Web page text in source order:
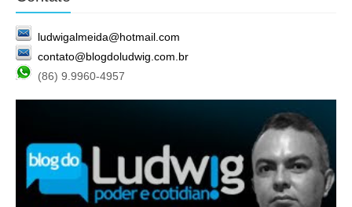
ludwigalmeida@hotmail.com
contato@blogdoludwig.com.br
(86) 9.9960-4957